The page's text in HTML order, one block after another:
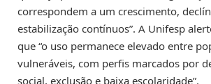
correspondem a um crescimento,
estabilização contínuos”. A Unifesp
que “o uso permanece elevado entre
vulneráveis, com perfis marcados por
social, exclusão e baixa escolaridade”.